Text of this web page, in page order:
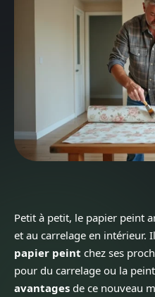
Petit à petit, le papier peint
et au carrelage en intérieur.
papier peint chez ses
pour du carrelage ou la
avantages de ce nouveau